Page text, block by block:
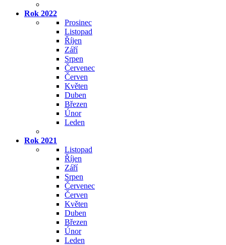
Rok 2022
Prosinec
Listopad
Říjen
Září
Srpen
Červenec
Červen
Květen
Duben
Březen
Únor
Leden
Rok 2021
Listopad
Říjen
Září
Srpen
Červenec
Červen
Květen
Duben
Březen
Únor
Leden